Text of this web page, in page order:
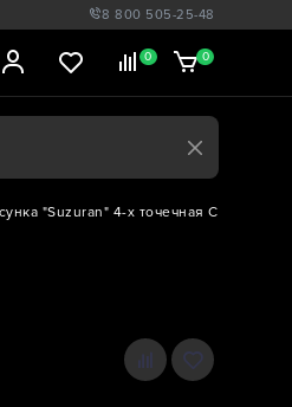
8 800 505-25-48
0 0
"Suzuran" 4-х точечная CAIMAN